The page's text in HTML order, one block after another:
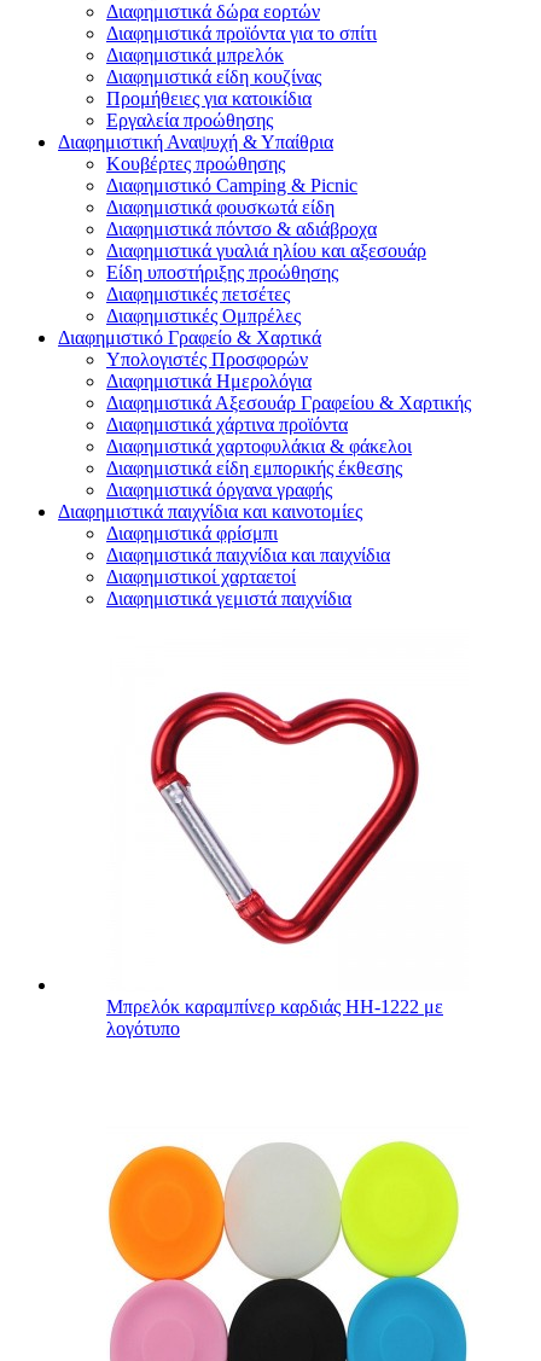
Διαφημιστικά δώρα εορτών
Διαφημιστικά προϊόντα για το σπίτι
Διαφημιστικά μπρελόκ
Διαφημιστικά είδη κουζίνας
Προμήθειες για κατοικίδια
Εργαλεία προώθησης
Διαφημιστική Αναψυχή & Υπαίθρια
Κουβέρτες προώθησης
Διαφημιστικό Camping & Picnic
Διαφημιστικά φουσκωτά είδη
Διαφημιστικά πόντσο & αδιάβροχα
Διαφημιστικά γυαλιά ηλίου και αξεσουάρ
Είδη υποστήριξης προώθησης
Διαφημιστικές πετσέτες
Διαφημιστικές Ομπρέλες
Διαφημιστικό Γραφείο & Χαρτικά
Υπολογιστές Προσφορών
Διαφημιστικά Ημερολόγια
Διαφημιστικά Αξεσουάρ Γραφείου & Χαρτικής
Διαφημιστικά χάρτινα προϊόντα
Διαφημιστικά χαρτοφυλάκια & φάκελοι
Διαφημιστικά είδη εμπορικής έκθεσης
Διαφημιστικά όργανα γραφής
Διαφημιστικά παιχνίδια και καινοτομίες
Διαφημιστικά φρίσμπι
Διαφημιστικά παιχνίδια και παιχνίδια
Διαφημιστικοί χαρταετοί
Διαφημιστικά γεμιστά παιχνίδια
Μπρελόκ καραμπίνερ καρδιάς HH-1222 με
λογότυπο